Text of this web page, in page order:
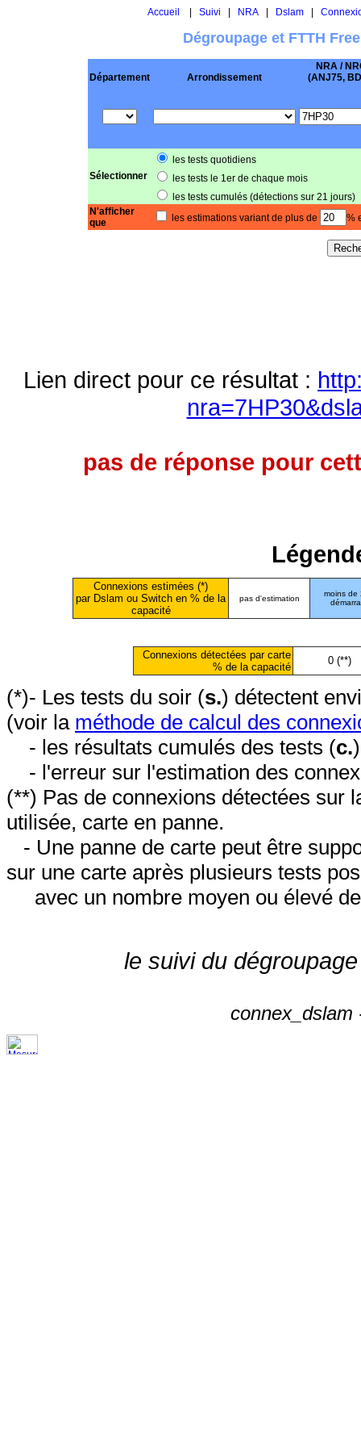
Accueil Suivi NRA| Dslam|
Dégroupage et FTTH
Département Arrondissement
NRA /
(ANJ75,
Sélectionner
les tests quotidiens
les tests le 1er de chaque mois
les tests cumulés (détections sur 21 jours)
N'afficher
que
les estimations variant de plus de %
Lien direct pour ce résultat :
pas de réponse pour
Connexions estimées (*)
par Dslam ou Switch en % de la
capacité
pas d'estimation
moins de
Connexions détectées par carte
% de la capacité
0 (**)
(*)- Les tests du soir (s.) détectent
(voir la méthode de calcul des
- les résultats cumulés des tests (c.
- l'erreur sur l'estimation des
(**) Pas de connexions détectées sur
utilisée, carte en panne.
- Une panne de carte peut être
sur une carte après plusieurs tests
avec un nombre moyen ou élevé
le suivi du
connex_dslam